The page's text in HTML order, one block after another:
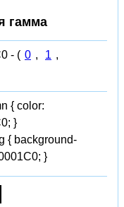
гамма
- ( 0 , 1 ,
{ color:
}
{ background-
}